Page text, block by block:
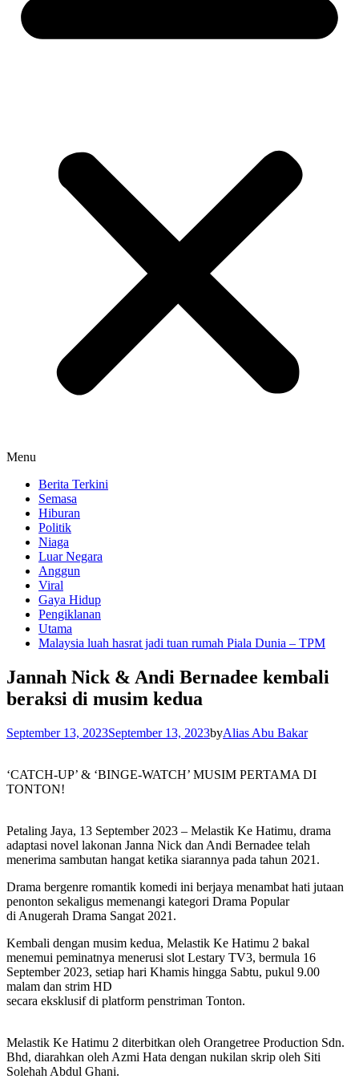
Menu
Berita Terkini
Semasa
Hiburan
Politik
Niaga
Luar Negara
Anggun
Viral
Gaya Hidup
Pengiklanan
Utama
Malaysia luah hasrat jadi tuan rumah Piala Dunia – TPM
Jannah Nick & Andi Bernadee kembali
beraksi di musim kedua
September 13, 2023September 13, 2023byAlias Abu Bakar
‘CATCH-UP’ & ‘BINGE-WATCH’ MUSIM PERTAMA DI
TONTON!
Petaling Jaya, 13 September 2023 – Melastik Ke Hatimu, drama
adaptasi novel lakonan Janna Nick dan Andi Bernadee telah
menerima sambutan hangat ketika siarannya pada tahun 2021.
Drama bergenre romantik komedi ini berjaya menambat hati jutaan
penonton sekaligus memenangi kategori Drama Popular
di Anugerah Drama Sangat 2021.
Kembali dengan musim kedua, Melastik Ke Hatimu 2 bakal
menemui peminatnya menerusi slot Lestary TV3, bermula 16
September 2023, setiap hari Khamis hingga Sabtu, pukul 9.00
malam dan strim HD
secara eksklusif di platform penstriman Tonton.
Melastik Ke Hatimu 2 diterbitkan oleh Orangetree Production Sdn.
Bhd, diarahkan oleh Azmi Hata dengan nukilan skrip oleh Siti
Solehah Abdul Ghani.